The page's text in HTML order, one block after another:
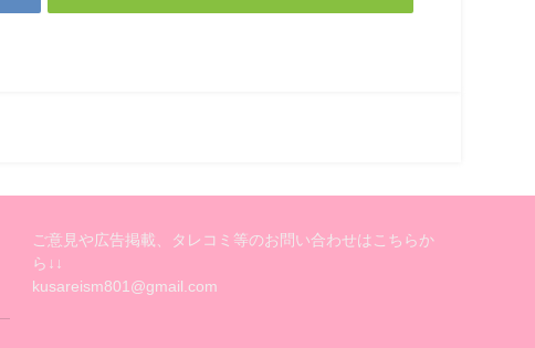
ご意見や広告掲載、タレコミ等のお問い合わせはこちらか
ら↓↓
kusareism801@gmail.com